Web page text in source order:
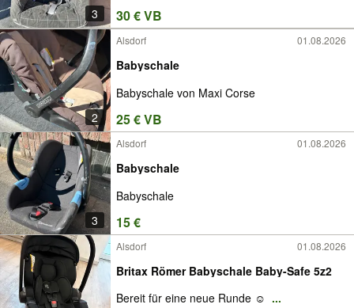
3 30 € VB
2
Alsdorf 01.08.2026
Babyschale
Babyschale von Maxi Corse
25 € VB
3
Alsdorf 01.08.2026
Babyschale
Babyschale
15 €
Alsdorf 01.08.2026
Britax Römer Babyschale Baby-Safe 5z2
Bereit für eine neue Runde ☺️ ...